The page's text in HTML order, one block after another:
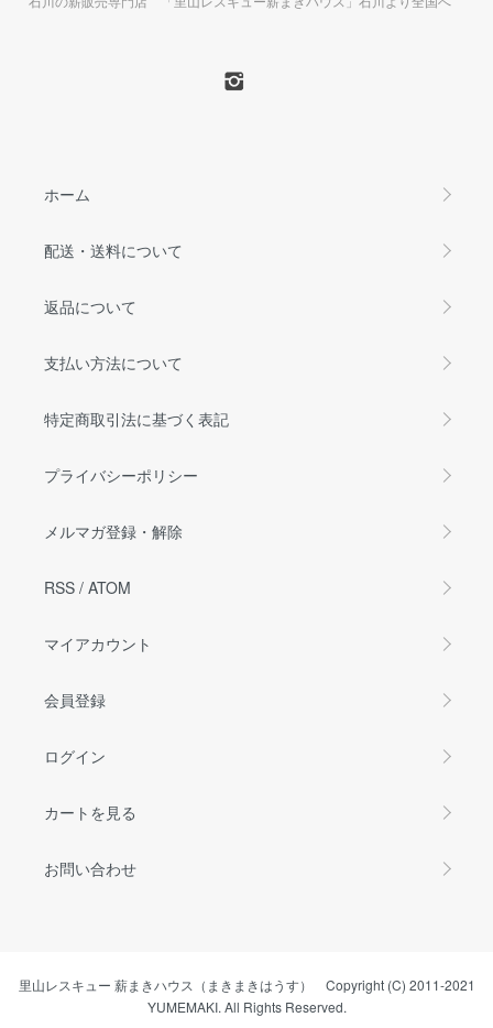
ホーム
配送・送料について
返品について
支払い方法について
特定商取引法に基づく表記
プライバシーポリシー
メルマガ登録・解除
RSS / ATOM
マイアカウント
会員登録
ログイン
カートを見る
お問い合わせ
里山レスキュー 薪まきハウス（まきまきはうす） Copyright (C) 2011-2021
YUMEMAKI. All Rights Reserved.